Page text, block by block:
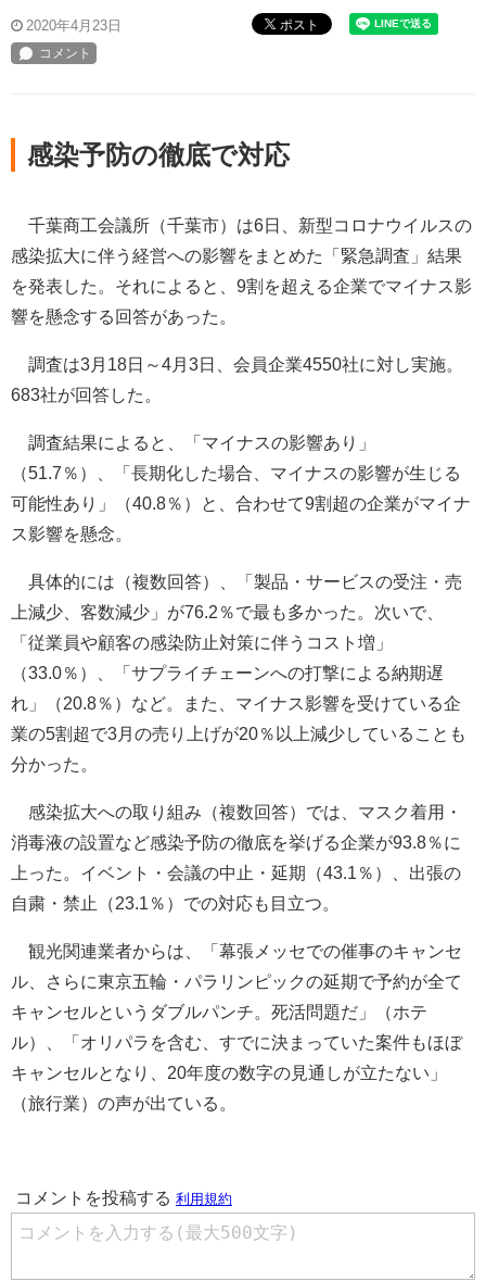
2020年4月23日 ポスト
感染予防の徹底で対応
千葉商工会議所（千葉市）は6日、新型コロナウイルスの
感染拡大に伴う経営への影響をまとめた「緊急調査」結果
を発表した。それによると、9割を超える企業でマイナス影
響を懸念する回答があった。
調査は3月18日～4月3日、会員企業4550社に対し実施。
683社が回答した。
調査結果によると、「マイナスの影響あり」
（51.7％）、「長期化した場合、マイナスの影響が生じる
可能性あり」（40.8％）と、合わせて9割超の企業がマイナ
ス影響を懸念。
具体的には（複数回答）、「製品・サービスの受注・売
上減少、客数減少」が76.2％で最も多かった。次いで、
「従業員や顧客の感染防止対策に伴うコスト増」
（33.0％）、「サプライチェーンへの打撃による納期遅
れ」（20.8％）など。また、マイナス影響を受けている企
業の5割超で3月の売り上げが20％以上減少していることも
分かった。
感染拡大への取り組み（複数回答）では、マスク着用・
消毒液の設置など感染予防の徹底を挙げる企業が93.8％に
上った。イベント・会議の中止・延期（43.1％）、出張の
自粛・禁止（23.1％）での対応も目立つ。
観光関連業者からは、「幕張メッセでの催事のキャンセ
ル、さらに東京五輪・パラリンピックの延期で予約が全て
キャンセルというダブルパンチ。死活問題だ」（ホテ
ル）、「オリパラを含む、すでに決まっていた案件もほぼ
キャンセルとなり、20年度の数字の見通しが立たない」
（旅行業）の声が出ている。